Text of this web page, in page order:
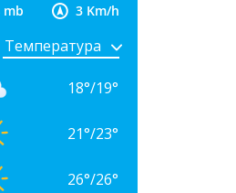
mb 3 Km/h
18°/19°
21°/23°
26°/26°